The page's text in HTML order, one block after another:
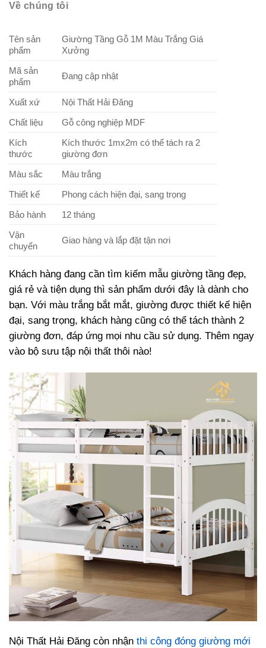
Về chúng tôi
Tên sản
phẩm
Giường Tầng Gỗ 1M Màu Trắng Giá
Xưởng
Mã sản
phẩm
Đang cập nhật
Xuất xứ
Nội Thất Hải Đăng
Chất liệu
Gỗ công nghiệp MDF
Kích
thước
Kích thước 1mx2m có thể tách ra 2
giường đơn
Màu sắc
Màu trắng
Thiết kế
Phong cách hiện đại, sang trọng
Bảo hành
12 tháng
Vận
chuyển
Giao hàng và lắp đặt tận nơi
Khách hàng đang cần tìm kiếm mẫu giường tầng đẹp,
giá rẻ và tiện dụng thì sản phẩm dưới đây là dành cho
bạn. Với màu trắng bắt mắt, giường được thiết kế hiện
đại, sang trọng, khách hàng cũng có thể tách thành 2
giường đơn, đáp ứng mọi nhu cầu sử dụng. Thêm ngay
vào bộ sưu tập nội thất thôi nào!
Nội Thất Hải Đăng còn nhận thi công đóng giường mới